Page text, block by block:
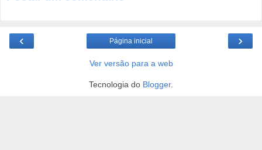
‹ ›
Página inicial
Ver versão para a web
Tecnologia do Blogger.